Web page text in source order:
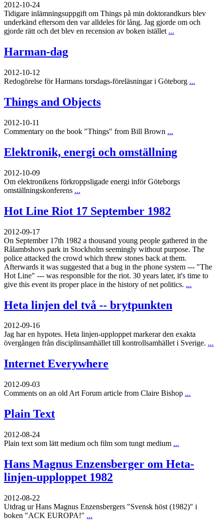
2012-10-24
Tidigare inlämningsuppgift om Things på min doktorandkurs blev
underkänd eftersom den var alldeles för lång. Jag gjorde om och
gjorde rätt och det blev en recension av boken istället ...
Harman-dag
2012-10-12
Redogörelse för Harmans torsdags-föreläsningar i Göteborg ...
Things and Objects
2012-10-11
Commentary on the book "Things" from Bill Brown ...
Elektronik, energi och omställning
2012-10-09
Om elektronikens förkroppsligade energi inför Göteborgs
omställningskonferens ...
Hot Line Riot 17 September 1982
2012-09-17
On September 17th 1982 a thousand young people gathered in the
Rålambshovs park in Stockholm seemingly without purpose. The
police attacked the crowd which threw stones back at them.
Afterwards it was suggested that a bug in the phone system --- "The
Hot Line" --- was responsible for the riot. 30 years later, it's time to
give this event its proper place in the history of net politics. ...
Heta linjen del två -- brytpunkten
2012-09-16
Jag har en hypotes. Heta linjen-upploppet markerar den exakta
övergången från disciplinsamhället till kontrollsamhället i Sverige. ...
Internet Everywhere
2012-09-03
Comments on an old Art Forum article from Claire Bishop ...
Plain Text
2012-08-24
Plain text som lätt medium och film som tungt medium ...
Hans Magnus Enzensberger om Heta-
linjen-upploppet 1982
2012-08-22
Utdrag ur Hans Magnus Enzensbergers "Svensk höst (1982)" i
boken "ACK EUROPA!" ...